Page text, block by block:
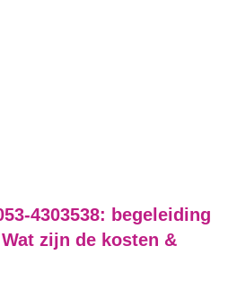
4303538: begeleiding
zijn de kosten &